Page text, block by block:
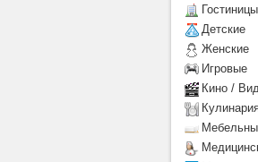
Гостиницы
Детcкие
Женские
Игровые
Кино /